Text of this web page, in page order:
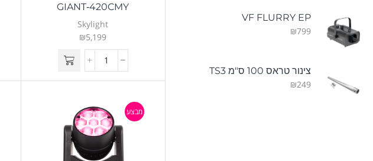
GIANT‑420CMY
Skylight
₪5,199
מבצע
VF FLURRY EP
₪799
צינור טראס 100 ס"מ TS3
₪249